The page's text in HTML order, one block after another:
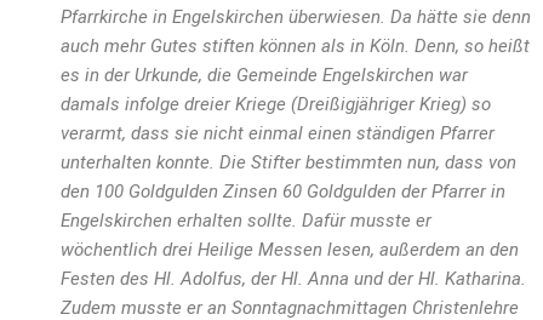
Pfarrkirche in Engelskirchen überwiesen. Da hätte sie denn
auch mehr Gutes stiften können als in Köln. Denn, so heißt
es in der Urkunde, die Gemeinde Engelskirchen war
damals infolge dreier Kriege (Dreißigjähriger Krieg) so
verarmt, dass sie nicht einmal einen ständigen Pfarrer
unterhalten konnte. Die Stifter bestimmten nun, dass von
den 100 Goldgulden Zinsen 60 Goldgulden der Pfarrer in
Engelskirchen erhalten sollte. Dafür musste er
wöchentlich drei Heilige Messen lesen, außerdem an den
Festen des Hl. Adolfus, der Hl. Anna und der Hl. Katharina.
Zudem musste er an Sonntagnachmittagen Christenlehre